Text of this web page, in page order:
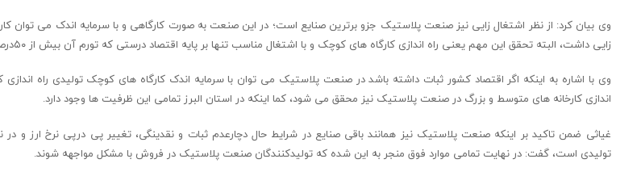
زایی داشت، البته تحقق این مهم یعنی راه اندازی کارگاه های کوچک و با اشتغال مناسب تنها بر پایه اقتصاد درستی که تورم آن بیش از ۵۰درصد نباشد، میسر است.
وی با اشاره به اینکه اگر اقتصاد کشور ثبات داشته باشد در صنعت پلاستیک می توان با سرمایه اندک کارگاه های کوچک تولیدی راه اندازی
اندازی کارخانه های متوسط و بزرگ در صنعت پلاستیک نیز محقق می شود، کما اینکه در استان البرز تمامی این ظرفیت ها وجود دارد.
غیاثی ضمن تاکید بر اینکه صنعت پلاستیک نیز همانند باقی صنایع در شرایط حال دچارعدم ثبات و نقدینگی، تغییر پی درپی نرخ ارز و
تولیدی است، گفت: در نهایت تمامی موارد فوق منجر به این شده که تولیدکنندگان صنعت پلاستیک در فروش با مشکل مواجهه شوند.